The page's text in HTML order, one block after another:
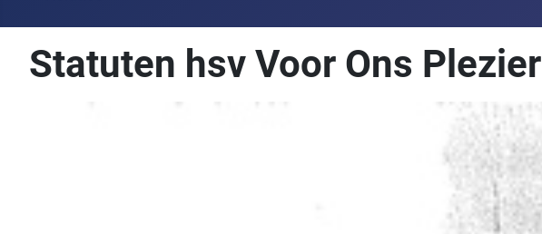
Statuten hsv Voor Ons Plezier